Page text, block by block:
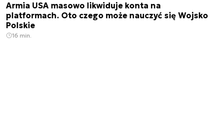
Armia USA masowo likwiduje konta na
platformach. Oto czego może nauczyć się Wojsko
Polskie
16 min.